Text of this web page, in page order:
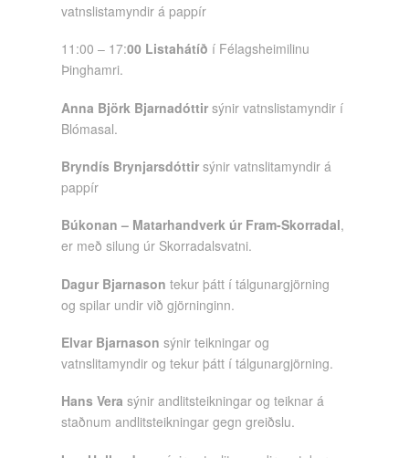
vatnslistamyndir á pappír
11:00 – 17:00 Listahátíð í Félagsheimilinu
Þinghamri.
Anna Björk Bjarnadóttirsýnir vatnslistamyndir í
Blómasal.
Bryndís Brynjarsdóttirsýnir vatnslitamyndir á
pappír
Búkonan – Matarhandverk úr Fram-Skorradal,
er með silung úr Skorradalsvatni.
Dagur Bjarnasontekur þátt í tálgunargjörning
og spilar undir við gjörninginn.
Elvar Bjarnasonsýnir teikningar og
vatnslitamyndir og tekur þátt í tálgunargjörning.
Hans Verasýnir andlitsteikningar og teiknar á
staðnum andlitsteikningar gegn greiðslu.